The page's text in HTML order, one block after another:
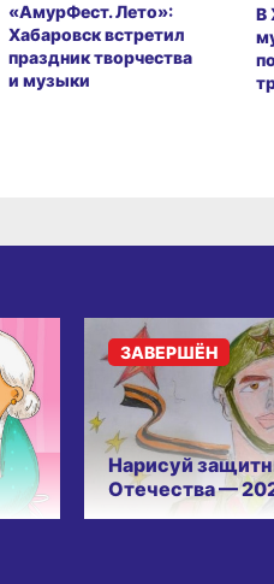
«АмурФест. Лето»:
Хабаровск встретил
праздник творчества
и музыки
В
Нарисуй
Отечества —
ЗАВЕРШЁН